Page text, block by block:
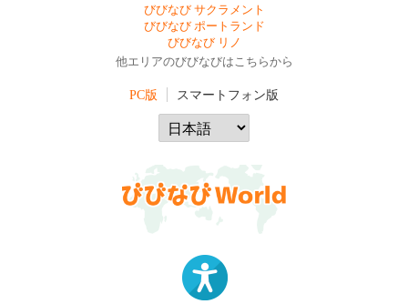
びびなび サクラメント
びびなび ポートランド
びびなび リノ
他エリアのびびなびはこちらから
PC版 スマートフォン版